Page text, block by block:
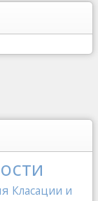
Класации и